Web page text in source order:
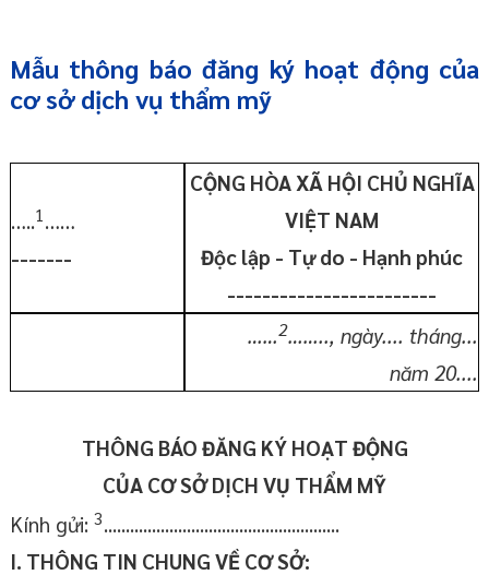
Mẫu thông báo đăng ký hoạt động của
cơ sở dịch vụ thẩm mỹ
…..1 ……
-------
CỘNG HÒA XÃ HỘI CHỦ NGHĨA
VIỆT NAM
Độc lập - Tự do - Hạnh phúc
------------------------
……2…….., ngày.... tháng...
năm 20....
THÔNG BÁO ĐĂNG KÝ HOẠT ĐỘNG
CỦA CƠSỞ DỊCH VỤ THẨM MỸ
Kính gửi: 3......................................................
I. THÔNG TIN CHUNG VỀ CƠSỞ: